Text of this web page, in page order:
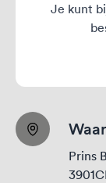
Je kunt
Waar
Prins